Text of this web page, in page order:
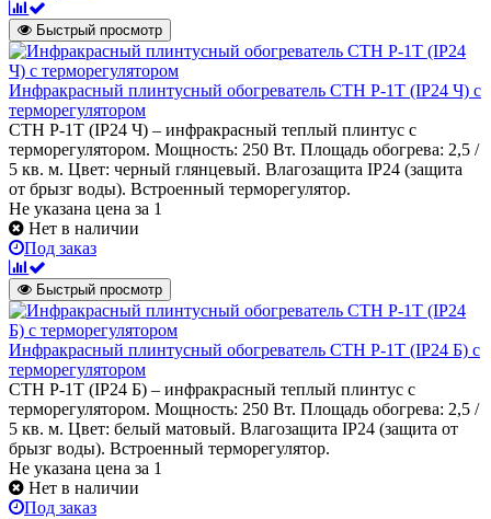
Быстрый просмотр
Инфракрасный плинтусный обогреватель СТН P-1T (IP24 Ч) с
терморегулятором
СТН P-1T (IP24 Ч) – инфракрасный теплый плинтус с
терморегулятором. Мощность: 250 Вт. Площадь обогрева: 2,5 /
5 кв. м. Цвет: черный глянцевый. Влагозащита IP24 (защита
от брызг воды). Встроенный терморегулятор.
Не указана цена за 1
Нет в наличии
Под заказ
Быстрый просмотр
Инфракрасный плинтусный обогреватель СТН P-1T (IP24 Б) с
терморегулятором
СТН P-1T (IP24 Б) – инфракрасный теплый плинтус с
терморегулятором. Мощность: 250 Вт. Площадь обогрева: 2,5 /
5 кв. м. Цвет: белый матовый. Влагозащита IP24 (защита от
брызг воды). Встроенный терморегулятор.
Не указана цена за 1
Нет в наличии
Под заказ